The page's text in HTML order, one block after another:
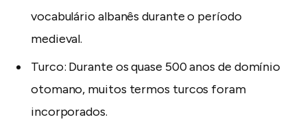
vocabulário albanês durante o período
medieval.
Turco: Durante os quase 500 anos de domínio
otomano, muitos termos turcos foram
incorporados.